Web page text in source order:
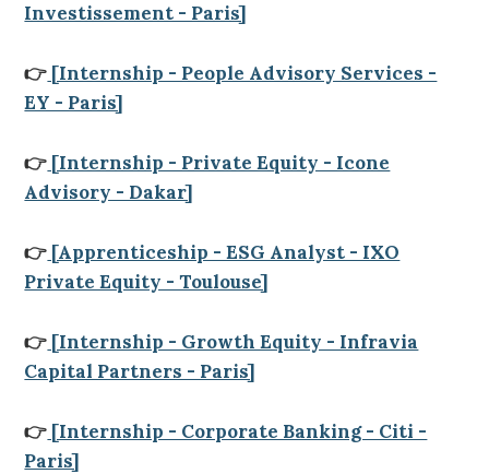
Investissement - Paris]
👉 [Internship - People Advisory Services -
EY - Paris]
👉 [Internship - Private Equity - Icone
Advisory - Dakar]
👉 [Apprenticeship - ESG Analyst - IXO
Private Equity - Toulouse]
👉 [Internship - Growth Equity - Infravia
Capital Partners - Paris]
👉 [Internship - Corporate Banking - Citi -
Paris]